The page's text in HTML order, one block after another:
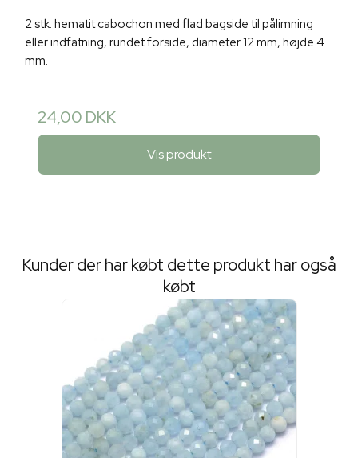
2 stk. hematit cabochon med flad bagside til pålimning
eller indfatning, rundet forside, diameter 12 mm, højde 4
mm.
24,00 DKK
Vis produkt
Kunder der har købt dette produkt har også
købt